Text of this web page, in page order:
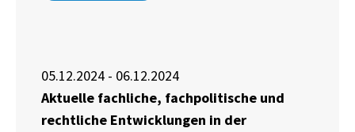
05.12.2024 - 06.12.2024
Aktuelle fachliche, fachpolitische und
rechtliche Entwicklungen in der